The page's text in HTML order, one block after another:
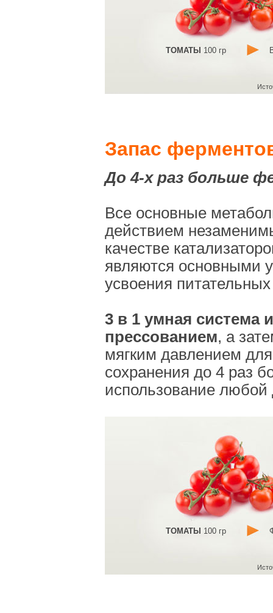
ТОМАТЫ 100 гр
Запас
До 4-х раз больше
Все основные
действием
качестве
являются основными
усвоения
3 в 1 умная система
прессованием, а
мягким давлением
сохранения до 4 раз
использование любой
ТОМАТЫ 100 гр